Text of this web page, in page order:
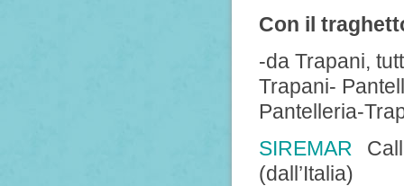
Con il
-da Trapani,
Trapani-
Pantelleria-
SIREMAR
(dall’Italia)